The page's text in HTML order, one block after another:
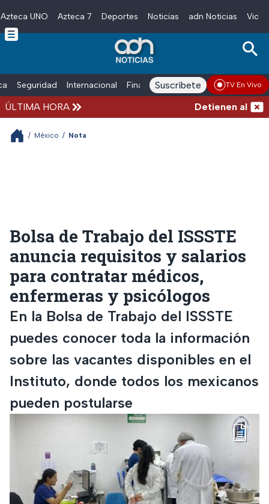
Skip to main content
Azteca UNO Azteca 7 Deportes Noticias adn Noticias
Seguridad Internacional Finanzas adn Noticias Radio
Suscríbete TV En Vivo
ÚLTIMA HORA Detienen al
/ México / Nota
Bolsa de Trabajo del ISSSTE
anuncia requisitos y salarios
para contratar médicos,
enfermeras y psicólogos
En la Bolsa de Trabajo del ISSSTE
puedes conocer toda la información
sobre las vacantes disponibles en el
Instituto, donde todos los mexicanos
pueden postularse